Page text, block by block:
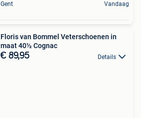
Gent Vandaag
Floris van Bommel Veterschoenen in
maat 40½ Cognac
€ 89,95 Details